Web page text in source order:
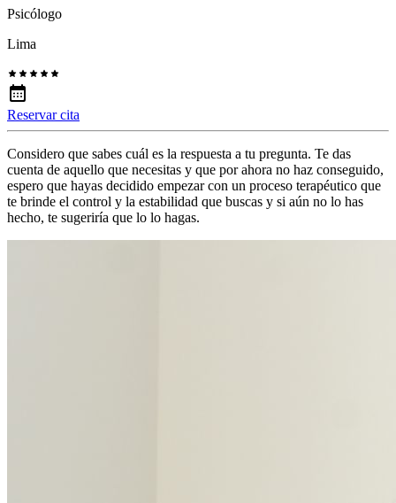
Psicólogo
Lima
Reservar cita
Considero que sabes cuál es la respuesta a tu pregunta. Te das
cuenta de aquello que necesitas y que por ahora no haz conseguido,
espero que hayas decidido empezar con un proceso terapéutico que
te brinde el control y la estabilidad que buscas y si aún no lo has
hecho, te sugeriría que lo lo hagas.